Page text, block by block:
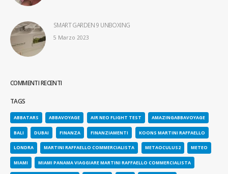
SMART GARDEN 9 UNBOXING
5 Marzo 2023
COMMENTI RECENTI
TAGS
ABBATARS ABBAVOYAGE AIR NEO FLIGHT TEST AMAZINGABBAVOYAGE
BALI DUBAI FINANZA FINANZIAMENTI KOONS MARTINI RAFFAELLO
LONDRA MARTINI RAFFAELLO COMMERCIALISTA METAOCULUS2 METEO
MIAMI MIAMI PANAMA VIAGGIARE MARTINI RAFFAELLO COMMERCIALISTA